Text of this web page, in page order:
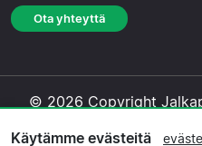
Ota yhteyttä
© 2026 Copyright
Käytämme evästeitä